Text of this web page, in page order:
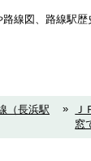
線図、路線駅
（長浜駅
»
Ｊ
窓